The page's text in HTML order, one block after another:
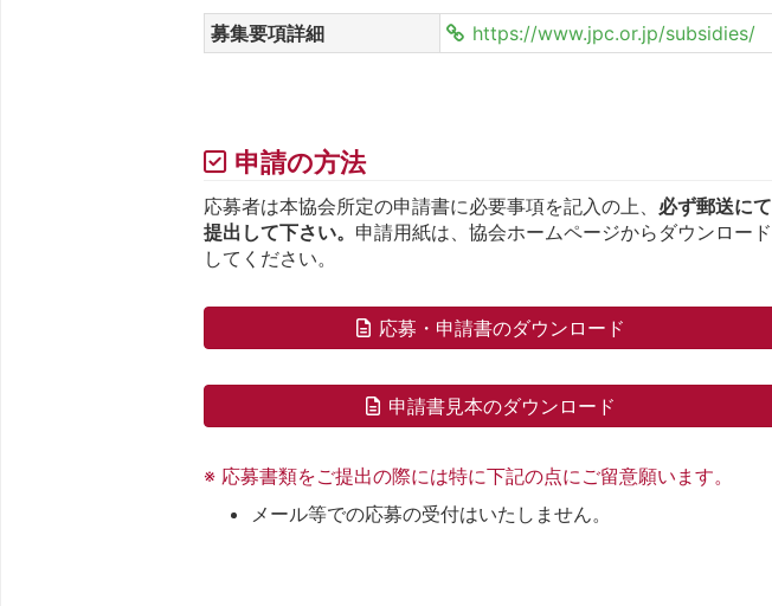
募集要項詳細 https://www.jpc.or.jp/subsidies/
申請の方法
応募者は本協会所定の申請書に必要事項を記入の上、 必ず郵送にて
提出して下さい。 申請用紙は、協会ホームページからダウンロード
してください。
応募・申請書のダウンロード
申請書見本のダウンロード
※ 応募書類をご提出の際には特に下記の点にご留意願います。
メール等での応募の受付はいたしません。